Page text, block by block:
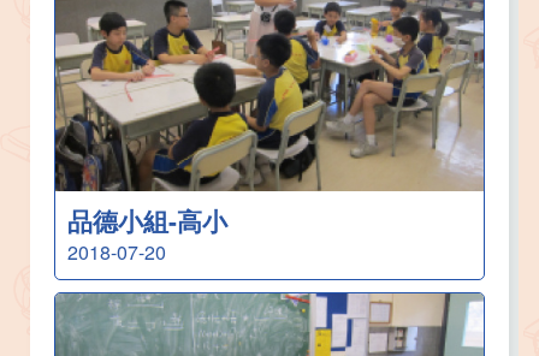
品德小組-高小
2018-07-20